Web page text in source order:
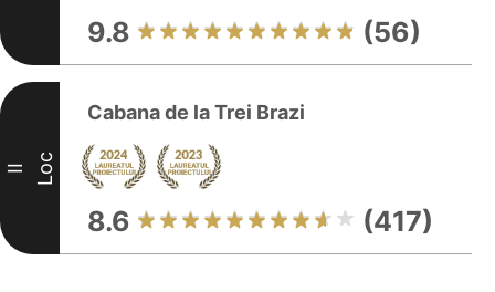
9.8 (56)
II Loc
Cabana de la Trei Brazi
8.6 (417)